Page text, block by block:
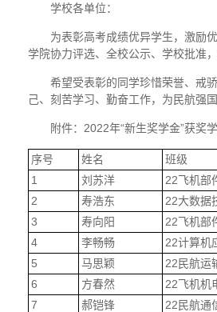
学校各单位：
为表彰高考成绩优异学生，激励
学院协力评选、全校公示、学校批准
希望受表彰的同学珍惜荣誉、戒
己、刻苦学习、勤奋工作，为民航强
附件：2022年“新生奖学金”获奖
序号 姓名 班级
1
刘苏洋 22飞机部
2
寿浩东 22大数据
3
寿向阳 22飞机部
4
李畅畅 22计算机
5
马思颖 22民航运
6
方春然 22飞机机
7
郝铠锋 22民航通